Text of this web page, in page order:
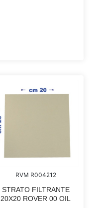
RVM R004212
STRATO FILTRANTE
20X20 ROVER 00 OIL